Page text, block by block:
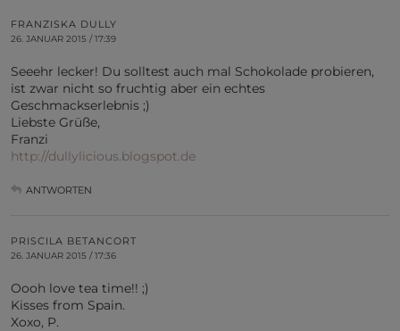
FRANZISKA DULLY
26. JANUAR 2015 / 17:39
Seeehr lecker! Du solltest auch mal Schokolade probieren,
ist zwar nicht so fruchtig aber ein echtes
Geschmackserlebnis ;)
Liebste Grüße,
Franzi
http://dullylicious.blogspot.de
ANTWORTEN
PRISCILA BETANCORT
26. JANUAR 2015 / 17:36
Oooh love tea time!! ;)
Kisses from Spain.
Xoxo, P.